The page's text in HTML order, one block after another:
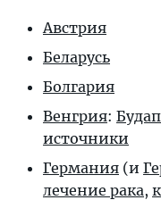
Австрия
Беларусь
Болгария
Венгрия:
источники
Германия (и
лечение рака,